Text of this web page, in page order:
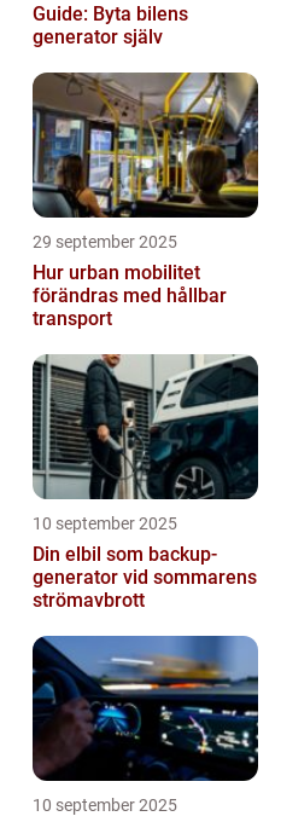
Guide: Byta bilens
generator själv
29 september 2025
Hur urban mobilitet
förändras med hållbar
transport
10 september 2025
Din elbil som backup-
generator vid sommarens
strömavbrott
10 september 2025